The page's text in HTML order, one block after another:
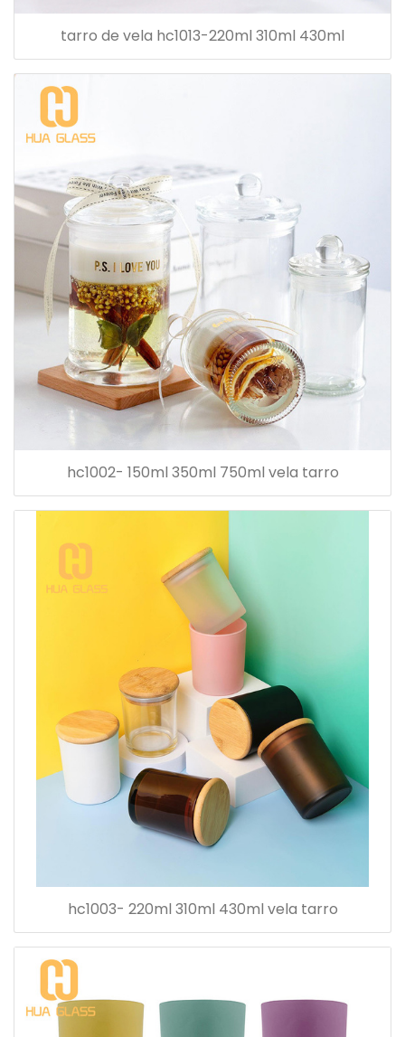
tarro de vela hc1013-220ml 310ml 430ml
hc1002- 150ml 350ml 750ml vela tarro
hc1003- 220ml 310ml 430ml vela tarro